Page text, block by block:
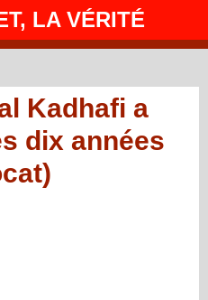
LA VÉRITÉ
Kadhafi a
dix années